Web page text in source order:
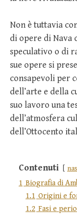
Non è tuttavia
di opere di Nava
speculativo o di
sue opere si
consapevoli per
dell’arte e della
suo lavoro una
dell’atmosfera
dell’Ottocento
Contenuti
1 Biografia di
1.1 Origini e
1.2 Fasi e